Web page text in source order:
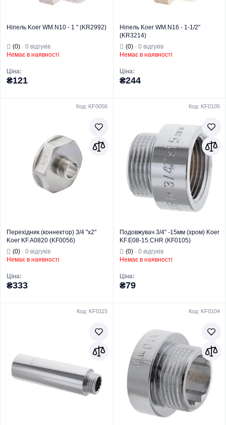
Ніпель Koer WM.N10 - 1 '' (KR2992)
(0) · 0 відгуків
Немає в наявності
Ціна:
₴121
Латунний фітинг
Призначення
Для труб
Ніпель
Ніпель Koer WM.N16 - 1-1/2"
(KR3214)
(0)· 0 відгуків
Немає в наявності
Ціна:
₴244
Латунний фітинг
Вид виробу
Ніпель
Призначення
Для труб
Тип
Ніпель
Код: KF0056
Перехідник (коннектор) 3/4 "x2"
Koer KF.A0820 (KF0056)
(0) · 0 відгуків
Немає в наявності
Ціна:
₴333
Латунний фітинг
Для труб
Тип
Перехідник
Код: KF0105
Подовжувач 3/4" -15мм (хром) Koer
KF.E08-15.CHR (KF0105)
(0)· 0 відгуків
Немає в наявності
Ціна:
₴79
Тип виробу
Латунний фітинг
Вид виробу
Подовжувач
Призначення
Для труб
Тип
Подовжувач
Код: KF0115 Код: KF0104